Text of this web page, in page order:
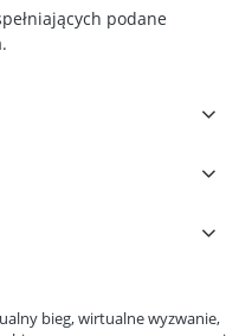
podane
bieg, wirtualne wyzwanie,